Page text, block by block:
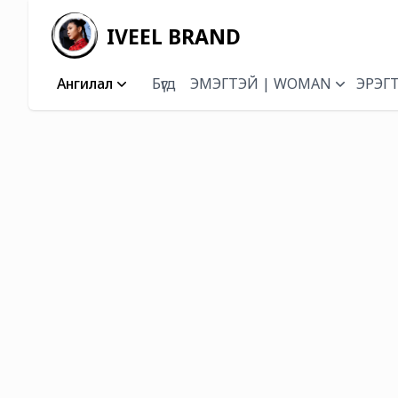
IVEEL BRAND
Ангилал Бүгд ЭМЭГТЭЙ | WOMAN